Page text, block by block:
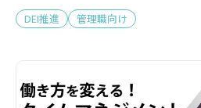
DEI推進 管理職向け